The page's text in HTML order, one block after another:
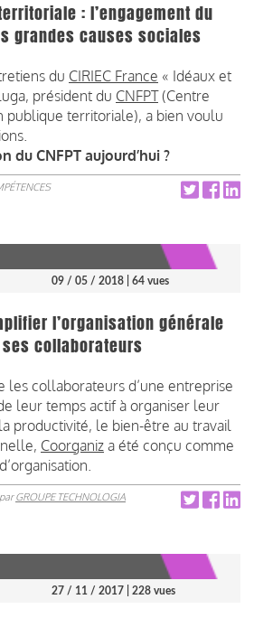
: l’engagement du
grandes causes sociales
du CIRIEC France « Idéaux et
président du CNFPT(Centre
publique territoriale), a bien voulu
du CNFPT aujourd’hui ?
09 / 05 / 2018 | 64 vues
l’organisation générale
collaborateurs
les collaborateurs d’une entreprise
leur temps actif à organiser leur
productivité, le bien-être au travail
Coorganiz a été conçu comme
GROUPE TECHNOLOGIA
27 / 11 / 2017 | 228 vues